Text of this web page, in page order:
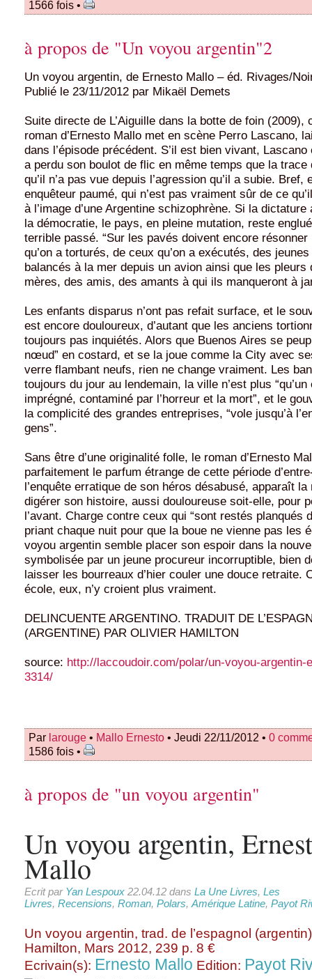
1566 fois •
à propos de "Un voyou argentin"2
Un voyou argentin, de Ernesto Mallo – éd. Rivages/
Publié le 23/11/2012 par Mikaël Demets
Suite directe de L’Aiguille dans la botte de foin (2009),
roman d’Ernesto Mallo met en scène Perro Lascano,
dans l’épisode précédent. S’il est bien vivant,
a perdu son boulot de flic en même temps que la trace
qu’il n’a pas vue depuis l’agression qu’il a subie. Bref,
enquêteur paumé, qui n’est pas vraiment sûr de ce
à l’image d’une Argentine schizophrène. Si la
la démocratie, le pays, en pleine mutation, reste
terrible passé. “Sur les pavés doivent encore
qu’on a torturés, de ceux qu’on a exécutés, des jeunes
balancés à la mer depuis un avion ainsi que les pleurs
mères, des amis, des amants à qui ils manqueront à
Les enfants disparus n’ont pas refait surface, et le
est encore douloureux, d’autant que les anciens
toujours pas inquiétés. Alors que Buenos Aires se
nœud” en costard, et se la joue comme la City avec
verre flambant neufs, rien ne change vraiment. Les
toujours du jour au lendemain, la ville n’est plus “qu’un
imprégné, contaminé par l’horreur et la mort”, et le
la complicité des grandes entreprises, “vole jusqu’à
gens”.
Sans être d’une originalité folle, le roman d’Ernesto
parfaitement le parfum étrange de cette période
l’enquête erratique de son héros désabusé, apparaît
digérer son histoire, aussi douloureuse soit-elle, pour
l’avant. Charge contre ceux qui “sont restés planqués
priant chaque nuit pour que la boue ne vienne pas les
voyou argentin semble placer son espoir dans la
symbolisée par un jeune procureur incorruptible, bien
laisser les bourreaux d’hier couler une douce retraite.
école, eux, n’y croient plus vraiment.
DELINCUENTE ARGENTINO. TRADUIT DE
(ARGENTINE) PAR OLIVIER HAMILTON
source: http://laccoudoir.com/polar/un-voyou-argentin-
3314/
Par larouge • Mallo Ernesto • Jeudi 22/11/2012 • 0
1586 fois •
à propos de "un voyou argentin"
Un voyou argentin,
Mallo
Ecrit par Yan Lespoux 22.04.12 dans La Une Livres, Les
Livres, Recensions, Roman, Polars, Amérique Latine, Payot
Un voyou argentin, trad. de l’espagnol
Hamilton, Mars 2012, 239 p. 8 €
Ecrivain(s): Ernesto Mallo Edition: Payot